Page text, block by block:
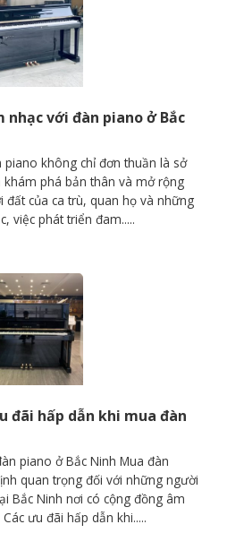
nhạc với đàn piano ở Bắc
không chỉ đơn thuần là sở
phá bản thân và mở rộng
đất của ca trù, quan họ và những
việc phát triển đam.....
đãi hấp dẫn khi mua đàn
piano ở Bắc Ninh Mua đàn
quan trọng đối với những người
Bắc Ninh nơi có cộng đồng âm
ưu đãi hấp dẫn khi.....